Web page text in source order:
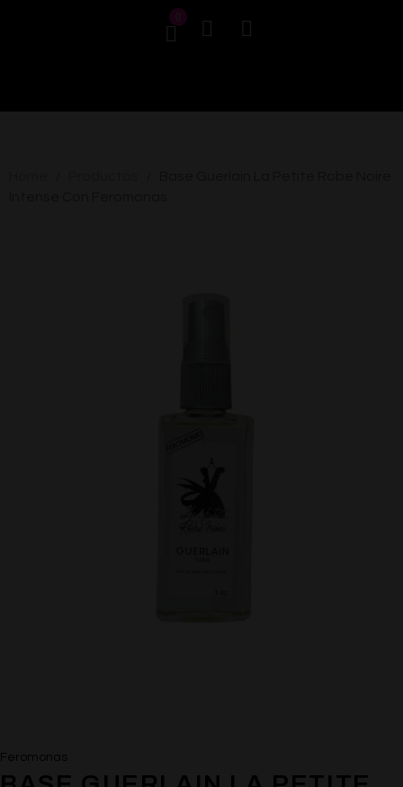
Feromonas